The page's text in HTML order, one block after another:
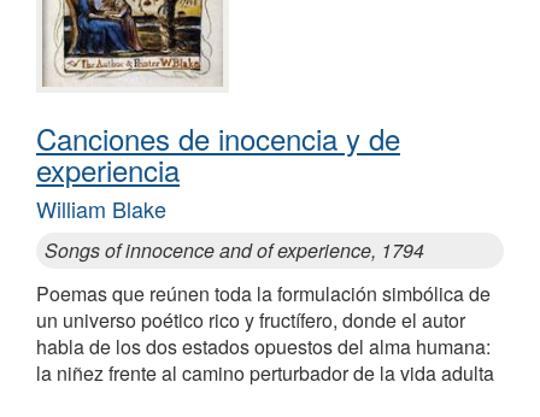
Canciones de inocencia y de
experiencia
William Blake
Songs of innocence and of experience, 1794
Poemas que reúnen toda la formulación simbólica de
un universo poético rico y fructífero, donde el autor
habla de los dos estados opuestos del alma humana:
la niñez frente al camino perturbador de la vida adulta